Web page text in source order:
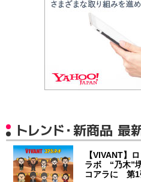
トレンド・新商品 最
【VIVANT】
ラボ “乃木”
コアラに 第1